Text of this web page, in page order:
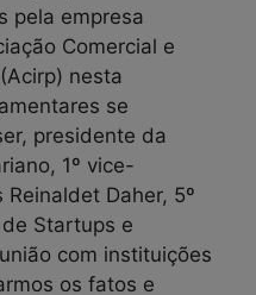
pela empresa
Comercial e
nesta
se
presidente da
1º vice-
Daher, 5º
Startups e
com instituições
os fatos e